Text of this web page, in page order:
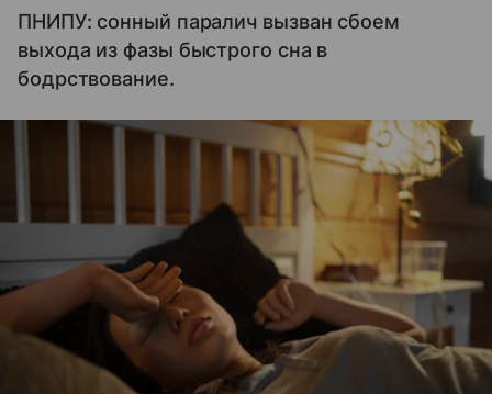
ПНИПУ: сонный паралич вызван сбоем
выхода из фазы быстрого сна в
бодрствование.